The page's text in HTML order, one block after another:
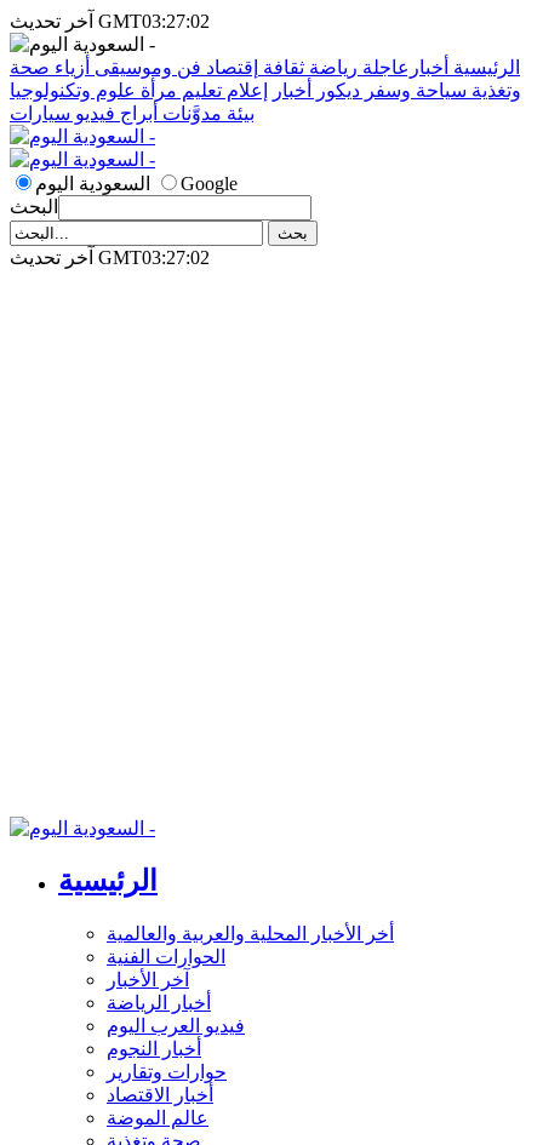
آخر تحديث GMT03:27:02
الرئيسية أخبارعاجلة رياضة ثقافة إقتصاد فن وموسيقى أزياء صحة
وتغذية سياحة وسفر ديكور أخبار إعلام تعليم مرأة علوم وتكنولوجيا
بيئة مدوَّنات أبراج فيديو سيارات
السعودية اليوم
Google
البحث
آخر تحديث GMT03:27:02
الرئيسية
أخر الأخبار المحلية والعربية والعالمية
الحوارات الفنية
آخر الأخبار
أخبار الرياضة
فيديو العرب اليوم
أخبار النجوم
حوارات وتقارير
أخبار الاقتصاد
عالم الموضة
صحة وتغذية